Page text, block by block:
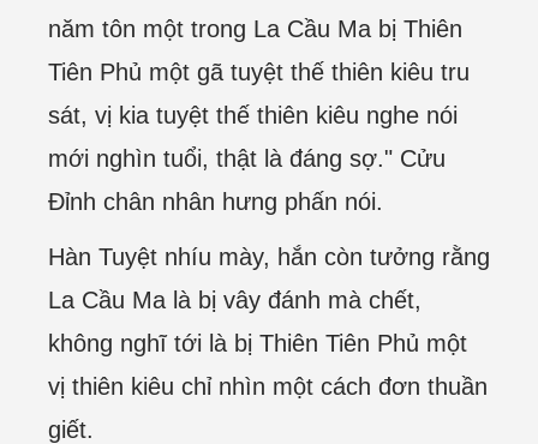
năm tôn một trong La Cầu Ma bị Thiên
Tiên Phủ một gã tuyệt thế thiên kiêu tru
sát, vị kia tuyệt thế thiên kiêu nghe nói
mới nghìn tuổi, thật là đáng sợ." Cửu
Đỉnh chân nhân hưng phấn nói.
Hàn Tuyệt nhíu mày, hắn còn tưởng rằng
La Cầu Ma là bị vây đánh mà chết,
không nghĩ tới là bị Thiên Tiên Phủ một
vị thiên kiêu chỉ nhìn một cách đơn thuần
giết.